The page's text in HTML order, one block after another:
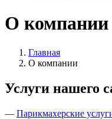
О компании
Главная
О компании
Услуги нашего
— Парикмахерские